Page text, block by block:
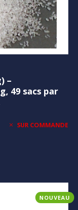
–
49 sacs par
SUR COMMANDE
NOUVEAU